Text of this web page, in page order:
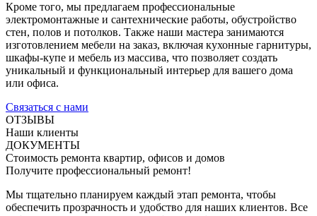
Кроме того, мы предлагаем профессиональные
электромонтажные и сантехнические работы, обустройство
стен, полов и потолков. Также наши мастера занимаются
изготовлением мебели на заказ, включая кухонные гарнитуры,
шкафы-купе и мебель из массива, что позволяет создать
уникальный и функциональный интерьер для вашего дома
или офиса.
Связаться с нами
ОТЗЫВЫ
Наши клиенты
ДОКУМЕНТЫ
Стоимость ремонта квартир, офисов и домов
Получите профессиональный ремонт!
Мы тщательно планируем каждый этап ремонта, чтобы
обеспечить прозрачность и удобство для наших клиентов. Все